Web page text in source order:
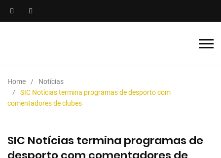
Home
Notícias
SIC Notícias termina programas de desporto com
comentadores de clubes
SIC Notícias termina programas de